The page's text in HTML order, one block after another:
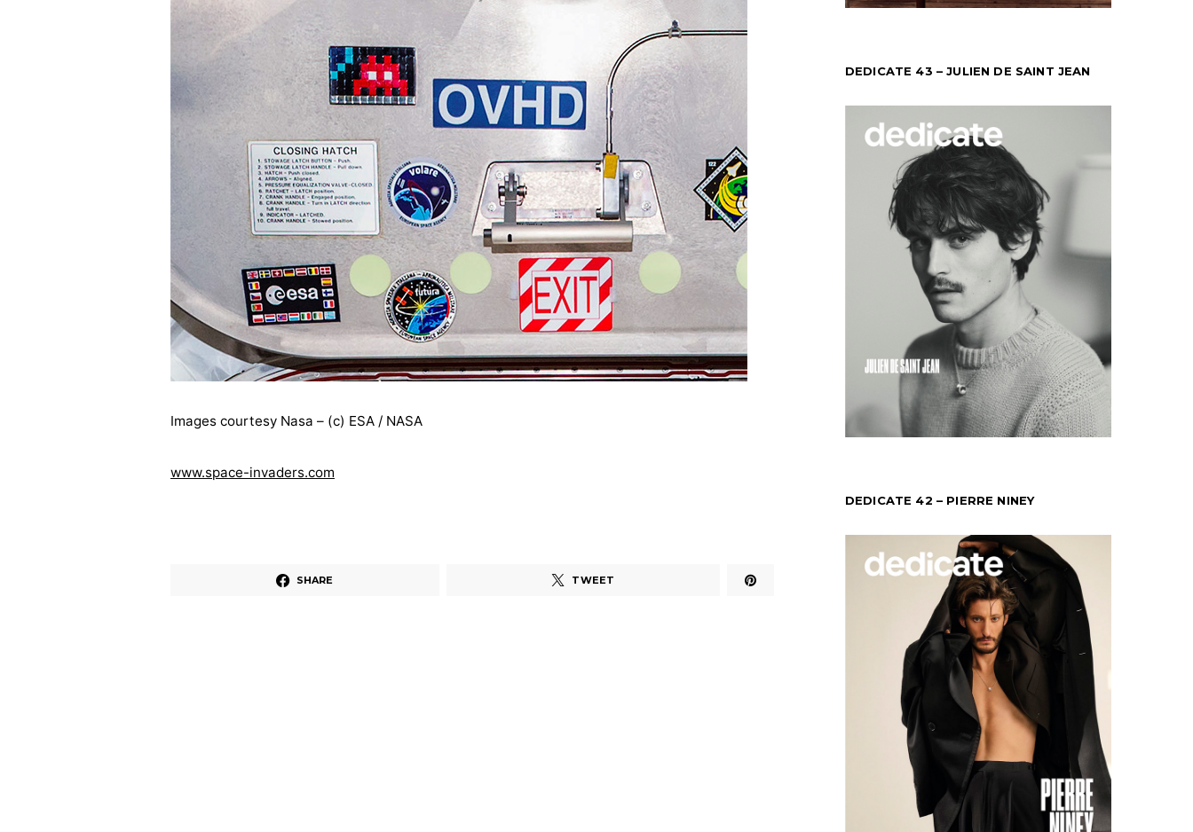
Images courtesy Nasa – (c) ESA / NASA
www.space-invaders.com
SHARE TWEET
DEDICATE 43 – JULIEN DE SAINT JEAN
DEDICATE 42 – PIERRE NINEY